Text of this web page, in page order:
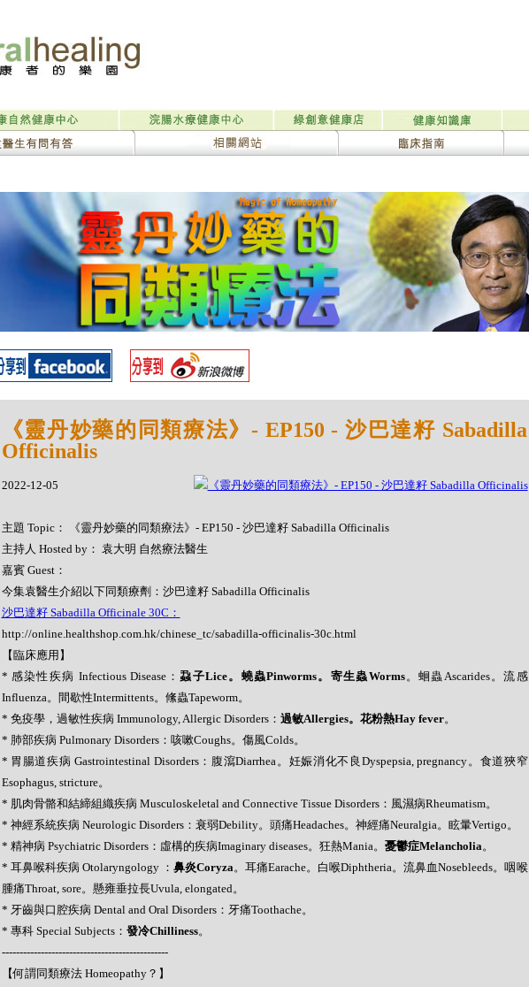
《靈丹妙藥的同類療法》- EP150 - 沙巴達籽 Sabadilla
Officinalis
2022-12-05
主題 Topic： 《靈丹妙藥的同類療法》- EP150 - 沙巴達籽 Sabadilla Officinalis
主持人 Hosted by： 袁大明 自然療法醫生
嘉賓 Guest：
今集袁醫生介紹以下同類療劑：沙巴達籽 Sabadilla Officinalis
沙巴達籽 Sabadilla Officinale 30C：
http://online.healthshop.com.hk/chinese_tc/sabadilla-officinalis-30c.html
【臨床應用】
* 感染性疾病 Infectious Disease： 蝨子Lice。蟯蟲Pinworms。寄生蟲Worms。蛔蟲Ascarides。流感
Influenza。間歇性Intermittents。絛蟲Tapeworm。
* 免疫學，過敏性疾病 Immunology, Allergic Disorders： 過敏Allergies。花粉熱Hay fever。
* 肺部疾病 Pulmonary Disorders：咳嗽Coughs。傷風Colds。
* 胃腸道疾病 Gastrointestinal Disorders：腹瀉Diarrhea。妊娠消化不良Dyspepsia, pregnancy。食道狹窄
Esophagus, stricture。
* 肌肉骨骼和結締組織疾病 Musculoskeletal and Connective Tissue Disorders：風濕病Rheumatism。
* 神經系統疾病 Neurologic Disorders：衰弱Debility。頭痛Headaches。神經痛Neuralgia。眩暈Vertigo。
* 精神病 Psychiatric Disorders：虛構的疾病Imaginary diseases。狂熱Mania。 憂鬱症Melancholia。
* 耳鼻喉科疾病 Otolaryngology ： 鼻炎Coryza。耳痛Earache。白喉Diphtheria。流鼻血Nosebleeds。咽喉
腫痛Throat, sore。懸雍垂拉長Uvula, elongated。
* 牙齒與口腔疾病 Dental and Oral Disorders：牙痛Toothache。
* 專科 Special Subjects： 發冷Chilliness。
-----------------------------------------------
【何謂同類療法 Homeopathy？】